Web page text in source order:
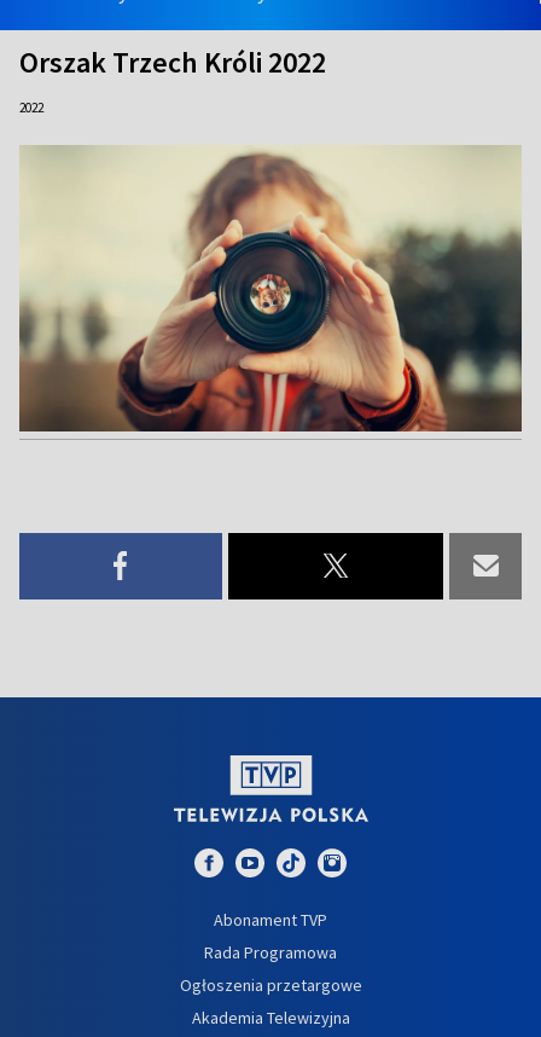
Orszak Trzech Króli 2022
2022
Abonament TVP
Rada Programowa
Ogłoszenia przetargowe
Akademia Telewizyjna